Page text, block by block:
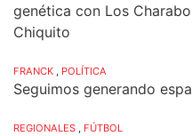
genética con Los
Chiquito
FRANCK POLÍTICA
Seguimos generando
REGIONALES FÚTBOL